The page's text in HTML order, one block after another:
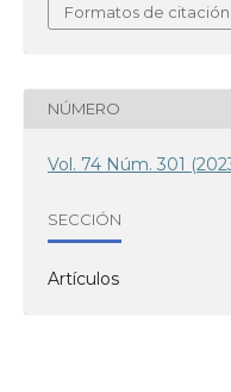
Formatos de citación
NÚMERO
Vol. 74 Núm. 301
SECCIÓN
Artículos